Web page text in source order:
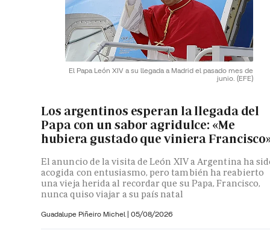
El Papa León XIV a su llegada a Madrid el pasado mes de
junio. (EFE)
Los argentinos esperan la llegada del
Papa con un sabor agridulce: «Me
hubiera gustado que viniera
El anuncio de la visita de León XIV a Argentina ha
acogida con entusiasmo, pero también ha reabierto
una vieja herida al recordar que su Papa, Francisco,
nunca quiso viajar a su país natal
Guadalupe Piñeiro Michel | 05/08/2026